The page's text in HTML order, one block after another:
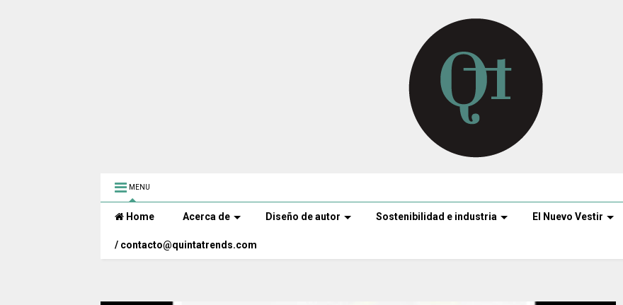
MENU
Home Acerca de Diseño de autor Sostenibilidad e industria El Nuevo Vestir
/ contacto@quintatrends.com